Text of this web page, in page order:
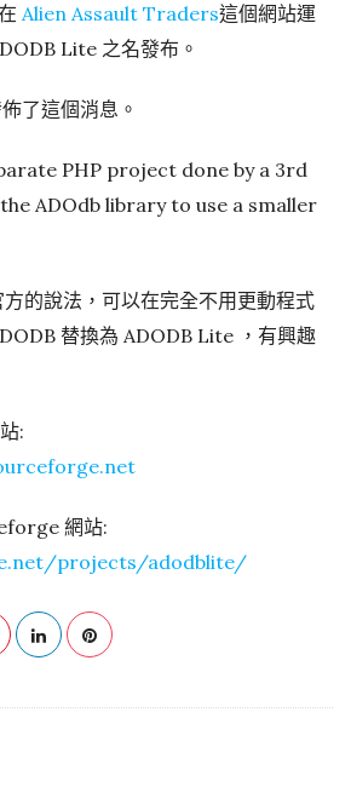
Alien Assault Traders這個網站運
Lite 之名發布。
了這個消息。
PHP project done by a 3rd
ADOdb library to use a smaller
的說法，可以在完全不用更動程式
替換為 ADODB Lite ，有興趣
:
網站:
projects/adodblite/